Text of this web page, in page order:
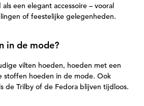
een elegant accessoire – vooral
of feestelijke gelegenheden.
in de mode?
vilten hoeden, hoeden met een
stoffen hoeden in de mode. Ook
de Trilby of de Fedora blijven tijdloos.